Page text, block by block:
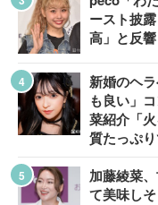
ースト披
高」と反響
新婚のヘ
も良い」
菜紹介「
質たっぷ
加藤綾菜
て美味し